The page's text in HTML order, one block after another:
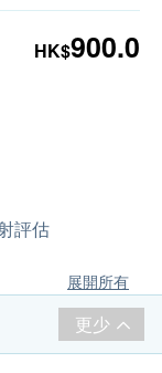
HK$900.0
評估
展開所有
更少